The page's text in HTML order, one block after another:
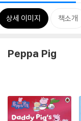
상세 이미지 책소개
Peppa Pig